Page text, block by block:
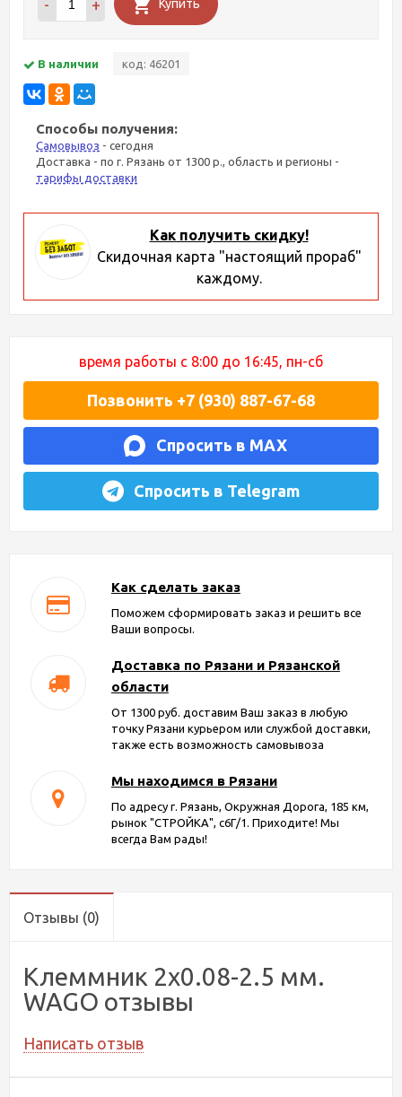
- + Купить
В наличии код: 46201
Способы получения:
Самовывоз - сегодня
Доставка - по г. Рязань от 1300 р., область и регионы -
тарифы доставки
Как получить скидку!
Скидочная карта "настоящий прораб"
каждому.
время работы с 8:00 до 16:45, пн-сб
Позвонить +7 (930) 887-67-68
Спросить в MAX
Спросить в Telegram
Как сделать заказ
Поможем сформировать заказ и решить все
Ваши вопросы.
Доставка по Рязани и Рязанской
области
От 1300 руб. доставим Ваш заказ в любую
точку Рязани курьером или службой доставки,
также есть возможность самовывоза
Мы находимся в Рязани
По адресу г. Рязань, Окружная Дорога, 185 км,
рынок "СТРОЙКА", с6Г/1. Приходите! Мы
всегда Вам рады!
Отзывы (0)
Клеммник 2х0.08-2.5 мм.
WAGO отзывы
Написать отзыв